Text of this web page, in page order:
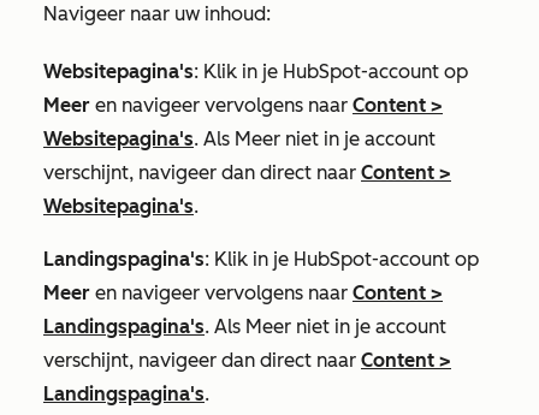
Navigeer naar uw inhoud:
Websitepagina's: Klik in je HubSpot-account op
Meer en navigeer vervolgens naar Content >
Websitepagina's. Als Meer niet in je account
verschijnt, navigeer dan direct naar Content >
Websitepagina's.
Landingspagina's: Klik in je HubSpot-account op
Meer en navigeer vervolgens naar Content >
Landingspagina's. Als Meer niet in je account
verschijnt, navigeer dan direct naar Content >
Landingspagina's.